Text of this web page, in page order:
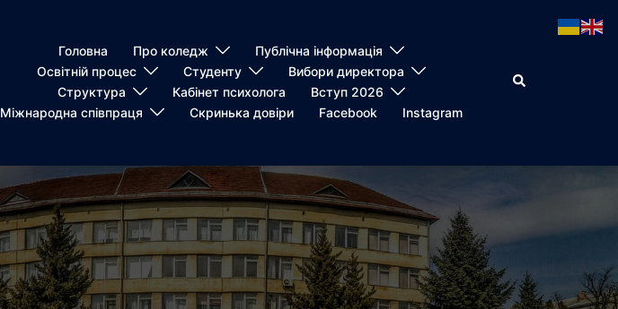
Головна Про коледж
Публічна інформація
Освітній процес
Студенту
Вибори директора
Структура
Кабінет психолога
Вступ 2026
Міжнародна співпраця
Скринька довіри Facebook Instagram
Пошук